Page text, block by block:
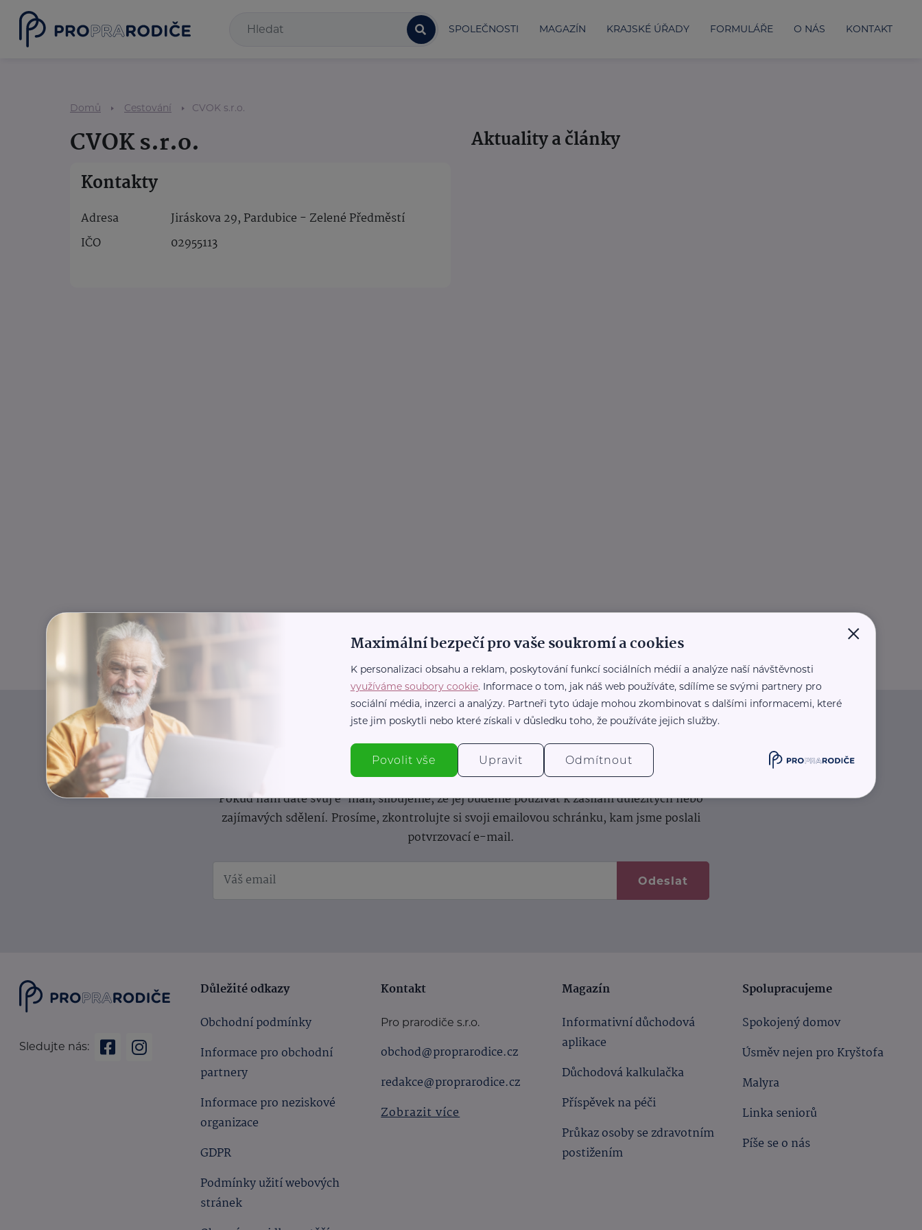
SPOLEČNOSTI MAGAZÍN KRAJSKÉ ÚŘADY FORMULÁŘE O NÁS KONTAKT
Domů Cestování CVOK s.r.o.
CVOK s.r.o.
Kontakty
Adresa
Jiráskova 29, Pardubice - Zelené Předměstí
IČO
02955113
Aktuality a články
Informace(nejen)pro prarodiče
Přihlaste se k odběru novinek a buďte v obraze bez ohledu na počet svíček na vašem dortu.
Pokud nám dáte svůj e-mail, slibujeme, že jej budeme používat k zasílání důležitých nebo
zajímavých sdělení. Prosíme, zkontrolujte si svoji emailovou schránku, kam jsme poslali
potvrzovací e-mail.
Odeslat
Sledujte nás:
Důležité odkazy
Obchodní podmínky
Informace pro obchodní
partnery
Informace pro neziskové
organizace
GDPR
Podmínky užití webových
stránek
Kontakt
Pro prarodiče s.r.o.
obchod@proprarodice.cz
redakce@proprarodice.cz
Zobrazit více
Magazín
Informativní důchodová
aplikace
Důchodová kalkulačka
Příspěvek na péči
Průkaz osoby se zdravotním
postižením
Spolupracujeme
Spokojený domov
Úsměv nejen pro Kryštofa
Malyra
Linka seniorů
Píše se o nás
×
Maximální bezpečí pro vaše soukromí a cookies
K personalizaci obsahu a reklam, poskytování funkcí sociálních médií a analýze naší návštěvnosti
využíváme soubory cookie. Informace o tom, jak náš web používáte, sdílíme se svými partnery pro
sociální média, inzerci a analýzy. Partneři tyto údaje mohou zkombinovat s dalšími informacemi, které
jste jim poskytli nebo které získali v důsledku toho, že používáte jejich služby.
Povolit vše Upravit Odmítnout